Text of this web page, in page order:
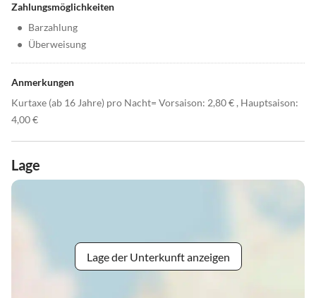
Zahlungsmöglichkeiten
• Barzahlung
• Überweisung
Anmerkungen
Kurtaxe (ab 16 Jahre) pro Nacht= Vorsaison: 2,80 € , Hauptsaison:
4,00 €
Lage
Lage der Unterkunft anzeigen